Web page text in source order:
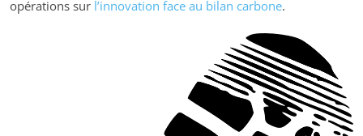
opérations sur l’innovation face au bilan carbone.